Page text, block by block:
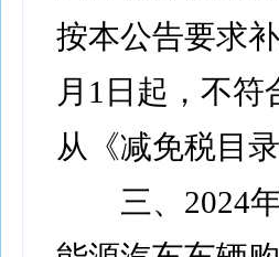
按本公告要求
月1日起，不
从《减免税目
三、2024年